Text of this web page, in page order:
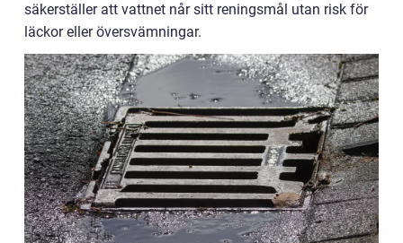
säkerställer att vattnet når sitt reningsmål utan risk för
läckor eller översvämningar.